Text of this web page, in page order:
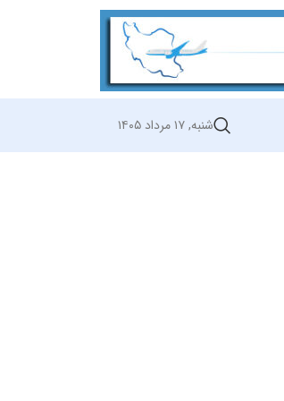
شنبه, ۱۷ مرداد ۱۴۰۵